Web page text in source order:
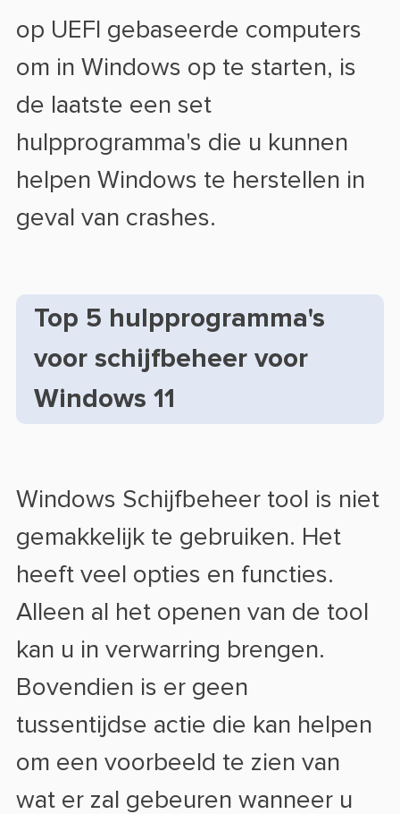
op UEFI gebaseerde computers
om in Windows op te starten, is
de laatste een set
hulpprogramma's die u kunnen
helpen Windows te herstellen in
geval van crashes.
Top 5 hulpprogramma's
voor schijfbeheer voor
Windows 11
Windows Schijfbeheer tool is niet
gemakkelijk te gebruiken. Het
heeft veel opties en functies.
Alleen al het openen van de tool
kan u in verwarring brengen.
Bovendien is er geen
tussentijdse actie die kan helpen
om een voorbeeld te zien van
wat er zal gebeuren wanneer u